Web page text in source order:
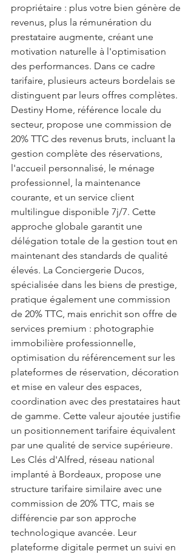
propriétaire : plus votre bien génère de
revenus, plus la rémunération du
prestataire augmente, créant une
motivation naturelle à l'optimisation
des performances. Dans ce cadre
tarifaire, plusieurs acteurs bordelais se
distinguent par leurs offres complètes.
Destiny Home, référence locale du
secteur, propose une commission de
20% TTC des revenus bruts, incluant la
gestion complète des réservations,
l'accueil personnalisé, le ménage
professionnel, la maintenance
courante, et un service client
multilingue disponible 7j/7. Cette
approche globale garantit une
délégation totale de la gestion tout en
maintenant des standards de qualité
élevés. La Conciergerie Ducos,
spécialisée dans les biens de prestige,
pratique également une commission
de 20% TTC, mais enrichit son offre de
services premium : photographie
immobilière professionnelle,
optimisation du référencement sur les
plateformes de réservation, décoration
et mise en valeur des espaces,
coordination avec des prestataires haut
de gamme. Cette valeur ajoutée justifie
un positionnement tarifaire équivalent
par une qualité de service supérieure.
Les Clés d'Alfred, réseau national
implanté à Bordeaux, propose une
structure tarifaire similaire avec une
commission de 20% TTC, mais se
différencie par son approche
technologique avancée. Leur
plateforme digitale permet un suivi en